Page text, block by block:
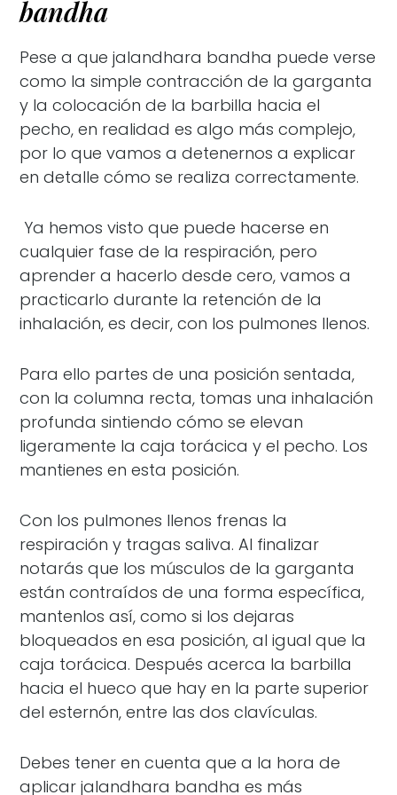
bandha
Pese a que jalandhara bandha puede verse
como la simple contracción de la garganta
y la colocación de la barbilla hacia el
pecho, en realidad es algo más complejo,
por lo que vamos a detenernos a explicar
en detalle cómo se realiza correctamente.
Ya hemos visto que puede hacerse en
cualquier fase de la respiración, pero
aprender a hacerlo desde cero, vamos a
practicarlo durante la retención de la
inhalación, es decir, con los pulmones llenos.
Para ello partes de una posición sentada,
con la columna recta, tomas una inhalación
profunda sintiendo cómo se elevan
ligeramente la caja torácica y el pecho. Los
mantienes en esta posición.
Con los pulmones llenos frenas la
respiración y tragas saliva. Al finalizar
notarás que los músculos de la garganta
están contraídos de una forma específica,
mantenlos así, como si los dejaras
bloqueados en esa posición, al igual que la
caja torácica. Después acerca la barbilla
hacia el hueco que hay en la parte superior
del esternón, entre las dos clavículas.
Debes tener en cuenta que a la hora de
aplicar jalandhara bandha es más